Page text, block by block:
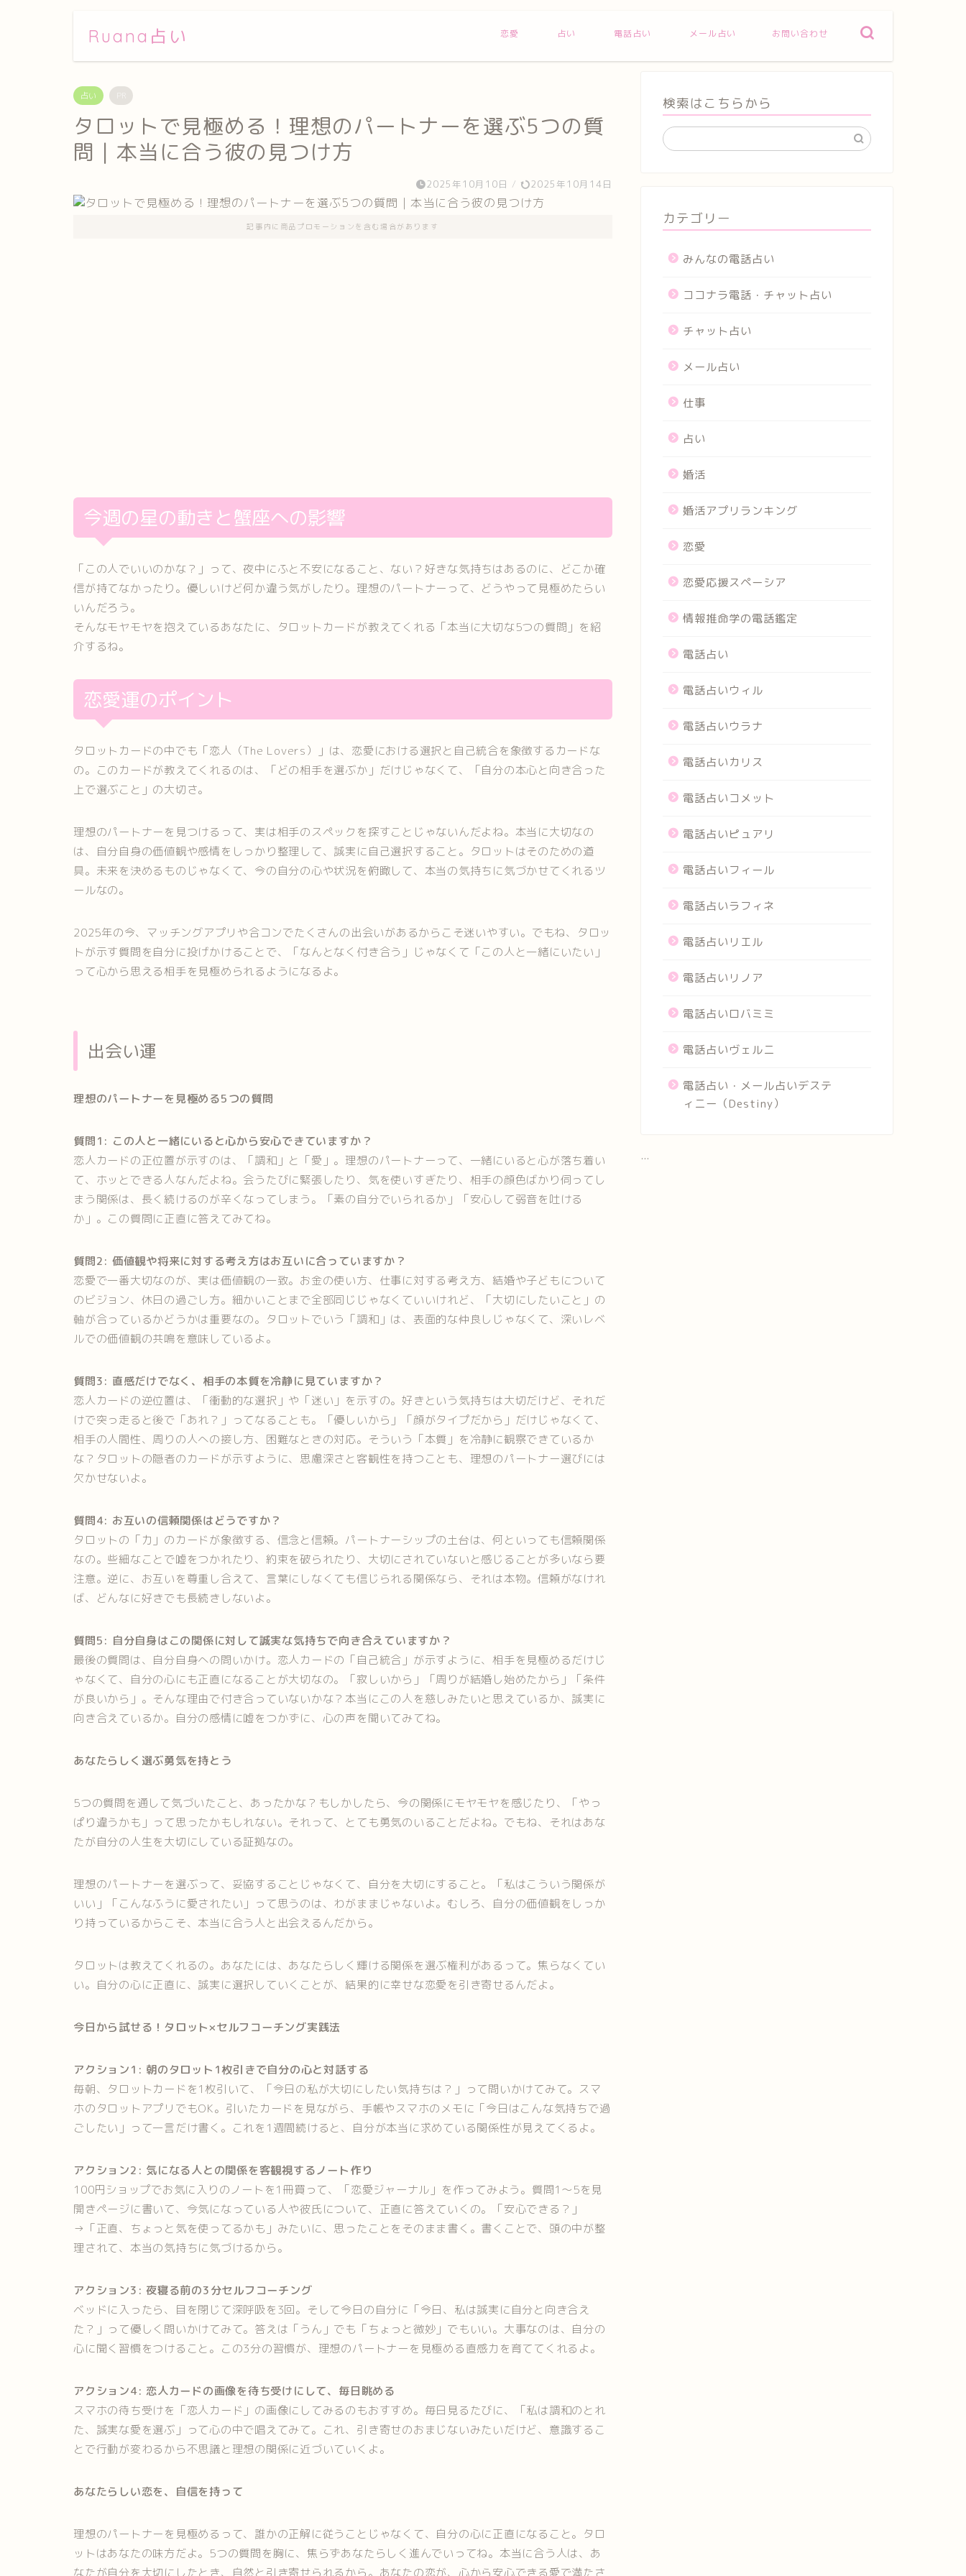
Ruana占い 恋愛 占い 電話占い メール占い お問い合わせ
占い
タロットで見極める！理想のパートナーを選ぶ5つの質
問｜本当に合う彼の見つけ方
2025年10月10日 / 2025年10月14日
記事内に商品プロモーションを含む場合があります
今週の星の動きと蟹座への影響
「この人でいいのかな？」って、夜中にふと不安になること、ない？好きな気持ちはあるのに、どこか確
信が持てなかったり。優しいけど何か違う気がしたり。理想のパートナーって、どうやって見極めたらい
いんだろう。
そんなモヤモヤを抱えているあなたに、タロットカードが教えてくれる「本当に大切な5つの質問」を紹
介するね。
恋愛運のポイント
タロットカードの中でも「恋人（The Lovers）」は、恋愛における選択と自己統合を象徴するカードな
の。このカードが教えてくれるのは、「どの相手を選ぶか」だけじゃなくて、「自分の本心と向き合った
上で選ぶこと」の大切さ。
理想のパートナーを見つけるって、実は相手のスペックを探すことじゃないんだよね。本当に大切なの
は、自分自身の価値観や感情をしっかり整理して、誠実に自己選択すること。タロットはそのための道
具。未来を決めるものじゃなくて、今の自分の心や状況を俯瞰して、本当の気持ちに気づかせてくれるツ
ールなの。
2025年の今、マッチングアプリや合コンでたくさんの出会いがあるからこそ迷いやすい。でもね、タロッ
トが示す質問を自分に投げかけることで、「なんとなく付き合う」じゃなくて「この人と一緒にいたい」
って心から思える相手を見極められるようになるよ。
出会い運
理想のパートナーを見極める5つの質問
質問1: この人と一緒にいると心から安心できていますか？
恋人カードの正位置が示すのは、「調和」と「愛」。理想のパートナーって、一緒にいると心が落ち着い
て、ホッとできる人なんだよね。会うたびに緊張したり、気を使いすぎたり、相手の顔色ばかり伺ってし
まう関係は、長く続けるのが辛くなってしまう。「素の自分でいられるか」「安心して弱音を吐ける
か」。この質問に正直に答えてみてね。
質問2: 価値観や将来に対する考え方はお互いに合っていますか？
恋愛で一番大切なのが、実は価値観の一致。お金の使い方、仕事に対する考え方、結婚や子どもについて
のビジョン、休日の過ごし方。細かいことまで全部同じじゃなくていいけれど、「大切にしたいこと」の
軸が合っているかどうかは重要なの。タロットでいう「調和」は、表面的な仲良しじゃなくて、深いレベ
ルでの価値観の共鳴を意味しているよ。
質問3: 直感だけでなく、相手の本質を冷静に見ていますか？
恋人カードの逆位置は、「衝動的な選択」や「迷い」を示すの。好きという気持ちは大切だけど、それだ
けで突っ走ると後で「あれ？」ってなることも。「優しいから」「顔がタイプだから」だけじゃなくて、
相手の人間性、周りの人への接し方、困難なときの対応。そういう「本質」を冷静に観察できているか
な？タロットの隠者のカードが示すように、思慮深さと客観性を持つことも、理想のパートナー選びには
欠かせないよ。
質問4: お互いの信頼関係はどうですか？
タロットの「力」のカードが象徴する、信念と信頼。パートナーシップの土台は、何といっても信頼関係
なの。些細なことで嘘をつかれたり、約束を破られたり、大切にされていないと感じることが多いなら要
注意。逆に、お互いを尊重し合えて、言葉にしなくても信じられる関係なら、それは本物。信頼がなけれ
ば、どんなに好きでも長続きしないよ。
質問5: 自分自身はこの関係に対して誠実な気持ちで向き合えていますか？
最後の質問は、自分自身への問いかけ。恋人カードの「自己統合」が示すように、相手を見極めるだけじ
ゃなくて、自分の心にも正直になることが大切なの。「寂しいから」「周りが結婚し始めたから」「条件
が良いから」。そんな理由で付き合っていないかな？本当にこの人を慈しみたいと思えているか、誠実に
向き合えているか。自分の感情に嘘をつかずに、心の声を聞いてみてね。
あなたらしく選ぶ勇気を持とう
5つの質問を通して気づいたこと、あったかな？もしかしたら、今の関係にモヤモヤを感じたり、「やっ
ぱり違うかも」って思ったかもしれない。それって、とても勇気のいることだよね。でもね、それはあな
たが自分の人生を大切にしている証拠なの。
理想のパートナーを選ぶって、妥協することじゃなくて、自分を大切にすること。「私はこういう関係が
いい」「こんなふうに愛されたい」って思うのは、わがままじゃないよ。むしろ、自分の価値観をしっか
り持っているからこそ、本当に合う人と出会えるんだから。
タロットは教えてくれるの。あなたには、あなたらしく輝ける関係を選ぶ権利があるって。焦らなくてい
い。自分の心に正直に、誠実に選択していくことが、結果的に幸せな恋愛を引き寄せるんだよ。
今日から試せる！タロット×セルフコーチング実践法
アクション1: 朝のタロット1枚引きで自分の心と対話する
毎朝、タロットカードを1枚引いて、「今日の私が大切にしたい気持ちは？」って問いかけてみて。スマ
ホのタロットアプリでもOK。引いたカードを見ながら、手帳やスマホのメモに「今日はこんな気持ちで過
ごしたい」って一言だけ書く。これを1週間続けると、自分が本当に求めている関係性が見えてくるよ。
アクション2: 気になる人との関係を客観視するノート作り
100円ショップでお気に入りのノートを1冊買って、「恋愛ジャーナル」を作ってみよう。質問1〜5を見
開きページに書いて、今気になっている人や彼氏について、正直に答えていくの。「安心できる？」
→「正直、ちょっと気を使ってるかも」みたいに、思ったことをそのまま書く。書くことで、頭の中が整
理されて、本当の気持ちに気づけるから。
アクション3: 夜寝る前の3分セルフコーチング
ベッドに入ったら、目を閉じて深呼吸を3回。そして今日の自分に「今日、私は誠実に自分と向き合え
た？」って優しく問いかけてみて。答えは「うん」でも「ちょっと微妙」でもいい。大事なのは、自分の
心に聞く習慣をつけること。この3分の習慣が、理想のパートナーを見極める直感力を育ててくれるよ。
アクション4: 恋人カードの画像を待ち受けにして、毎日眺める
スマホの待ち受けを「恋人カード」の画像にしてみるのもおすすめ。毎日見るたびに、「私は調和のとれ
た、誠実な愛を選ぶ」って心の中で唱えてみて。これ、引き寄せのおまじないみたいだけど、意識するこ
とで行動が変わるから不思議と理想の関係に近づいていくよ。
あなたらしい恋を、自信を持って
理想のパートナーを見極めるって、誰かの正解に従うことじゃなくて、自分の心に正直になること。タロ
ットはあなたの味方だよ。5つの質問を胸に、焦らずあなたらしく進んでいってね。本当に合う人は、あ
検索はこちらから
カテゴリー
みんなの電話占い
ココナラ電話・チャット占い
チャット占い
メール占い
仕事
占い
婚活
婚活アプリランキング
恋愛
恋愛応援スペーシア
情報推命学の電話鑑定
電話占い
電話占いウィル
電話占いウラナ
電話占いカリス
電話占いコメット
電話占いピュアリ
電話占いフィール
電話占いラフィネ
電話占いリエル
電話占いリノア
電話占いロバミミ
電話占いヴェルニ
電話占い・メール占いデステ
ィニー（Destiny）
...